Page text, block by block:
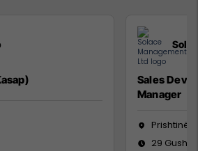
Sales
Manager
Prishtinë
29 Gusht